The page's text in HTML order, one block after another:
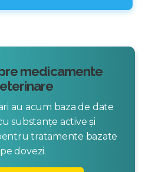
medicamente
au acum baza de date
substanțe active și
tratamente bazate
pe dovezi.